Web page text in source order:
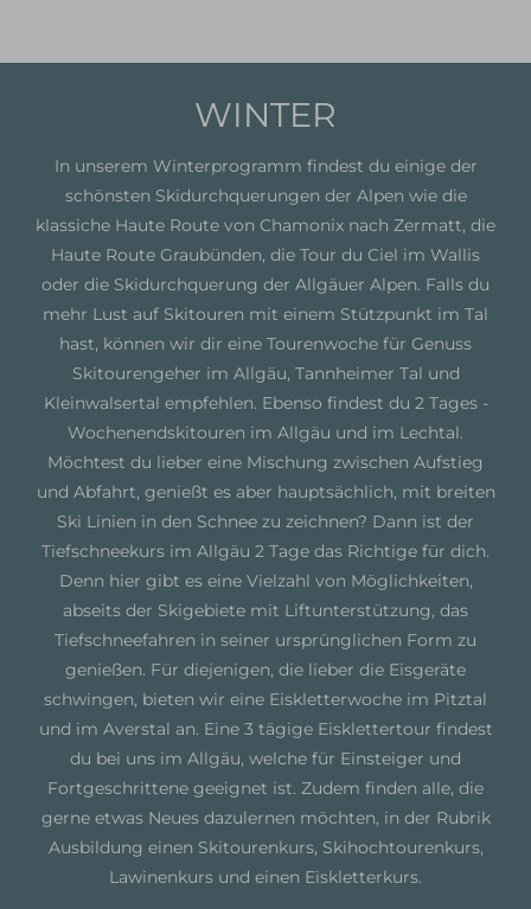
Freeriden / Heliski
Freeriden / Heliski weltweit
Eisklettern
Eisklettern Tagestouren
Eisklettern Mehrtagestouren
Eiskletterreisen
Philosophie & Vision Partner
Infos
Kontakt
E-Mail Tel.: 08325 927 47 15
WINTER
In unserem Winterprogramm findest du einige der
schönsten Skidurchquerungen der Alpen wie die
klassiche Haute Route von Chamonix nach Zermatt, die
Haute Route Graubünden, die Tour du Ciel im Wallis
oder die Skidurchquerung der Allgäuer Alpen. Falls du
mehr Lust auf Skitouren mit einem Stützpunkt im Tal
hast, können wir dir eine Tourenwoche für Genuss
Skitourengeher im Allgäu, Tannheimer Tal und
Kleinwalsertal empfehlen. Ebenso findest du 2 Tages -
Wochenendskitouren im Allgäu und im Lechtal.
Möchtest du lieber eine Mischung zwischen Aufstieg
und Abfahrt, genießt es aber hauptsächlich, mit breiten
Ski Linien in den Schnee zu zeichnen? Dann ist der
Tiefschneekurs im Allgäu 2 Tage das Richtige für dich.
Denn hier gibt es eine Vielzahl von Möglichkeiten,
abseits der Skigebiete mit Liftunterstützung, das
Tiefschneefahren in seiner ursprünglichen Form zu
genießen. Für diejenigen, die lieber die Eisgeräte
schwingen, bieten wir eine Eiskletterwoche im Pitztal
und im Averstal an. Eine 3 tägige Eisklettertour findest
du bei uns im Allgäu, welche für Einsteiger und
Fortgeschrittene geeignet ist. Zudem finden alle, die
gerne etwas Neues dazulernen möchten, in der Rubrik
Ausbildung einen Skitourenkurs, Skihochtourenkurs,
Lawinenkurs und einen Eiskletterkurs.